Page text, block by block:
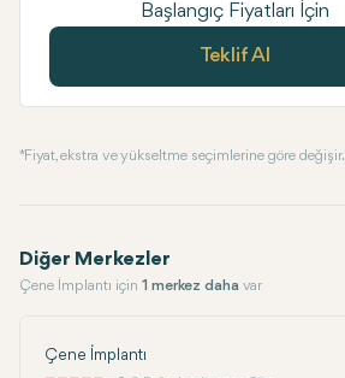
Başlangıç Fiyatları İçin
Teklif Al
* Fiyat, ekstra ve yükseltme seçimlerine göre değişir.
Diğer Merkezler
Çene İmplantı için 1 merkez daha var
Çene İmplantı